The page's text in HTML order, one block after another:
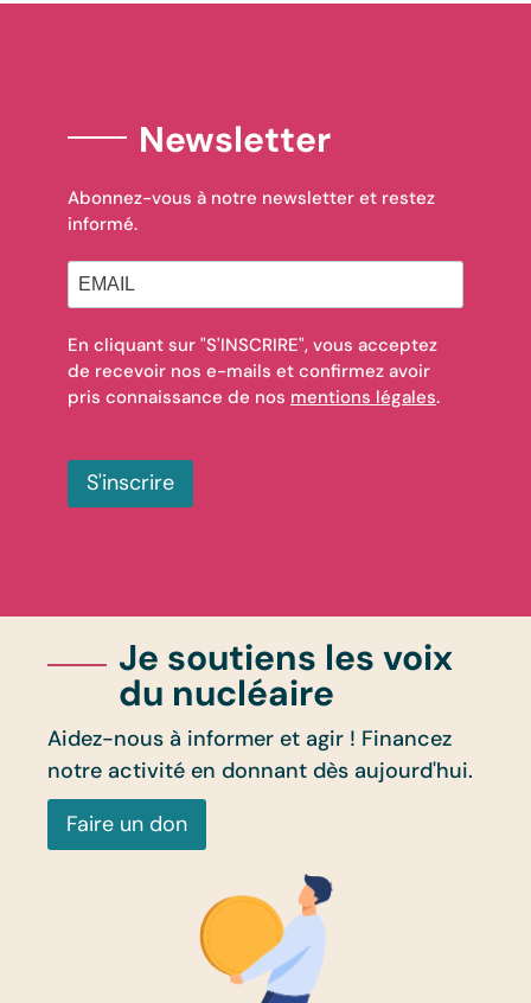
Newsletter
Abonnez-vous à notre newsletter et restez
informé.
En cliquant sur "S'INSCRIRE", vous acceptez
de recevoir nos e-mails et confirmez avoir
pris connaissance de nos mentions légales.
S'inscrire
Je soutiens les voix
du nucléaire
Aidez-nous à informer et agir ! Financez
notre activité en donnant dès aujourd'hui.
Faire un don